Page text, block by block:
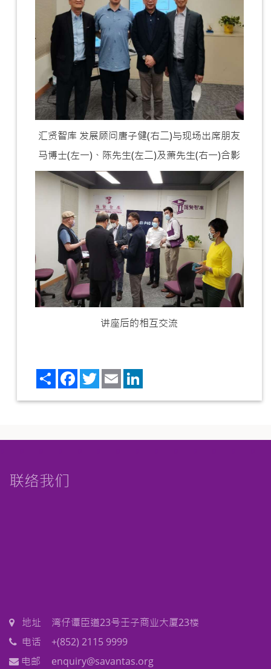
汇贤智库 发展顾问唐子健(右二)与现场出席朋友
马博士(左一)、陈先生(左二)及萧先生(右一)合影
讲座后的相互交流
Share FacebookTwitterEmail
联络我们
地址
湾仔谭臣道23号壬子商业大厦23楼
电话
+(852) 2115 9999
电邮
enquiry@savantas.org